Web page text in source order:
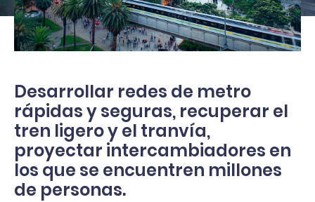
Desarrollar redes de metro
rápidas y seguras, recuperar el
tren ligero y el tranvía,
proyectar intercambiadores en
los que se encuentren millones
de personas.